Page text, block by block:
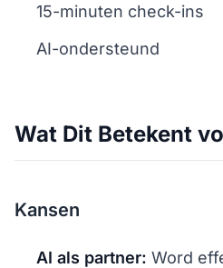
15-minuten check-ins
AI-ondersteund
Wat Dit Betekent
Kansen
AI als partner: Word